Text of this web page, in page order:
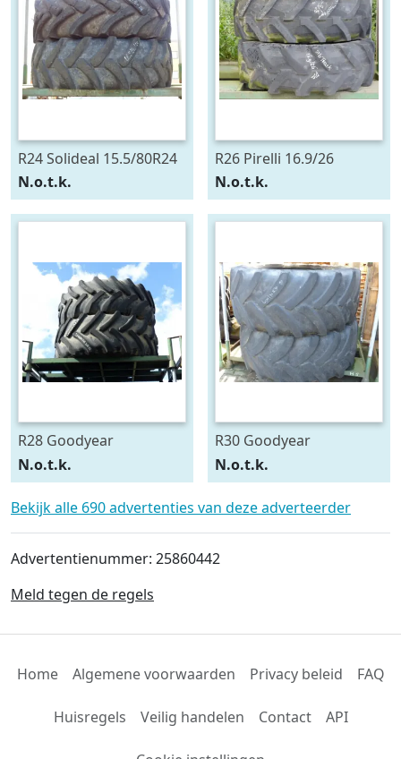
R24 Solideal 15.5/80R24
N.o.t.k.
R26 Pirelli 16.9/26
N.o.t.k.
R28 Goodyear
540/75R28
N.o.t.k.
R30 Goodyear
600/70R30
N.o.t.k.
Bekijk alle 690 advertenties van deze adverteerder
Advertentienummer: 25860442
Meld tegen de regels
Home Algemene voorwaarden Privacy beleid FAQ
Huisregels Veilig handelen Contact API